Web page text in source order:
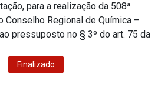
para a realização da 508ª
Conselho Regional de Química –
pressuposto no § 3º do art. 75 da
Finalizado